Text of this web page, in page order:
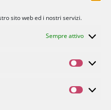
sito web ed i nostri servizi.
Sempre attivo
SOSTIENICI CONTATTI